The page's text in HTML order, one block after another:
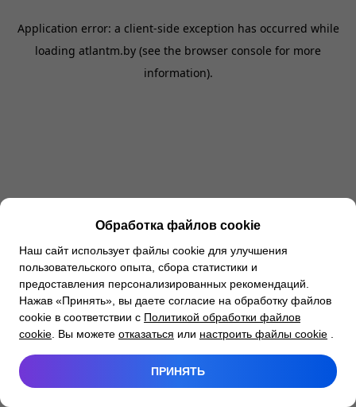
Application error: a client-side exception has occurred while
loading atlantm.by (see the browser console for more
information).
Обработка файлов cookie
Наш сайт использует файлы cookie для улучшения
пользовательского опыта, сбора статистики и
предоставления персонализированных рекомендаций.
Нажав «Принять», вы даете согласие на обработку файлов
cookie в соответствии с Политикой обработки файлов
cookie . Вы можете отказаться или настроить файлы cookie
ПРИНЯТЬ